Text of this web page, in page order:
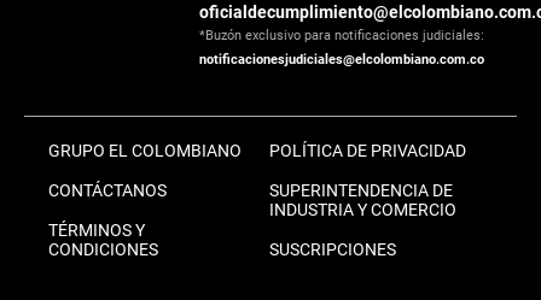
*Buzón exclusivo para notificaciones judiciales:
notificacionesjudiciales@elcolombiano.com.co
GRUPO EL COLOMBIANO
CONTÁCTANOS
TÉRMINOS Y
CONDICIONES
POLÍTICA DE PRIVACIDAD
SUPERINTENDENCIA DE
INDUSTRIA Y COMERCIO
SUSCRIPCIONES